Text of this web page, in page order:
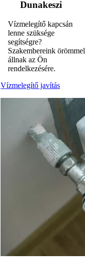
Dunakeszi
Vízmelegítő kapcsán
lenne szüksége
segítségre?
Szakembereink örömmel
állnak az Ön
rendelkezésére.
Vízmelegítő javítás